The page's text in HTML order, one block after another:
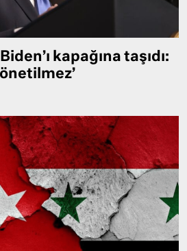
kapağına taşıdı: